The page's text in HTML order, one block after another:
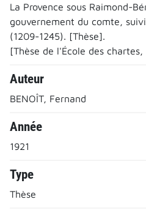
La Provence sous Raimond-
gouvernement du comte,
(1209-1245). [Thèse].
[Thèse de l'École des chartes,
Auteur
BENOÎT, Fernand
Année
1921
Type
Thèse